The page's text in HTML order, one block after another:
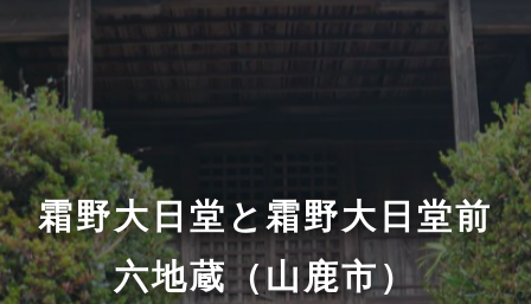
霜野大日堂と霜野大日堂前
六地蔵（山鹿市）